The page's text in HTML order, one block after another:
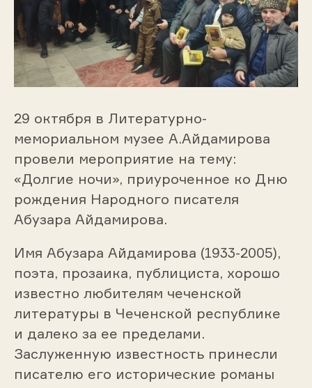
29 октября в Литературно-
мемориальном музее А.Айдамирова
провели мероприятие на тему:
«Долгие ночи», приуроченное ко Дню
рождения Народного писателя
Абузара Айдамирова.
Имя Абузара Айдамирова (1933-2005),
поэта, прозаика, публициста, хорошо
известно любителям чеченской
литературы в Чеченской республике
и далеко за ее пределами.
Заслуженную известность принесли
писателю его исторические романы